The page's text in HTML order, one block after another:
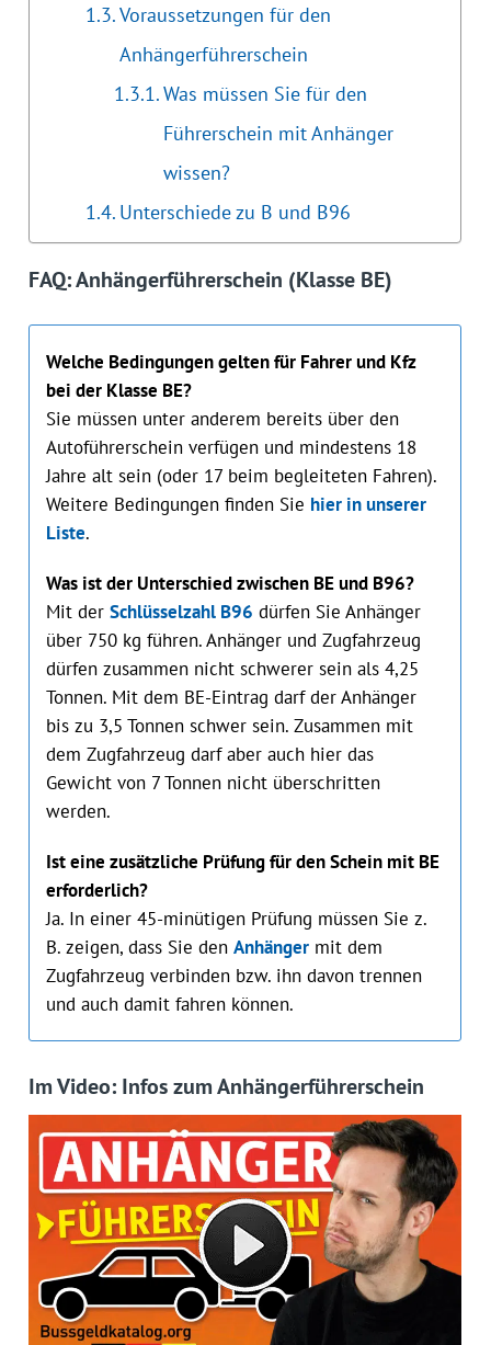
Voraussetzungen für den
Anhängerführerschein
Was müssen Sie für den
Führerschein mit Anhänger
wissen?
Unterschiede zu B und B96
FAQ: Anhängerführerschein (Klasse BE)
Welche Bedingungen gelten für Fahrer und Kfz
bei der Klasse BE?
Sie müssen unter anderem bereits über den
Autoführerschein verfügen und mindestens 18
Jahre alt sein (oder 17 beim begleiteten Fahren).
Weitere Bedingungen finden Sie hier in unserer
Liste.
Was ist der Unterschied zwischen BE und B96?
Mit der Schlüsselzahl B96 dürfen Sie Anhänger
über 750 kg führen. Anhänger und Zugfahrzeug
dürfen zusammen nicht schwerer sein als 4,25
Tonnen. Mit dem BE-Eintrag darf der Anhänger
bis zu 3,5 Tonnen schwer sein. Zusammen mit
dem Zugfahrzeug darf aber auch hier das
Gewicht von 7 Tonnen nicht überschritten
werden.
Ist eine zusätzliche Prüfung für den Schein mit BE
erforderlich?
Ja. In einer 45-minütigen Prüfung müssen Sie z.
B. zeigen, dass Sie den Anhängermit dem
Zugfahrzeug verbinden bzw. ihn davon trennen
und auch damit fahren können.
Im Video: Infos zum Anhängerführerschein